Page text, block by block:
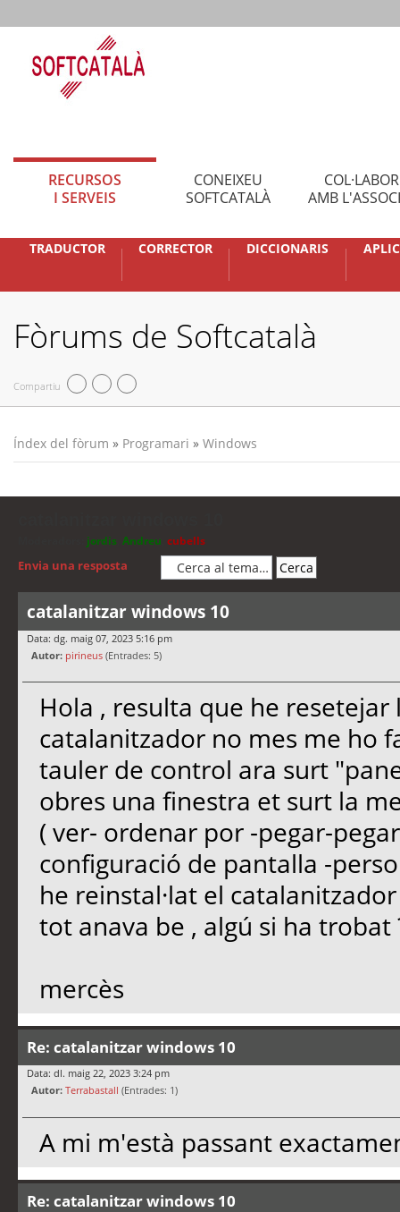
RECURSOS
I SERVEIS
CONEIXEU
SOFTCATALÀ
AMB
TRADUCTOR CORRECTOR DICCIONARIS
Fòrums de Softcatalà
Compartiu
Índex del fòrum » Programari » Windows
jordis Andreu cubells
Envia una resposta
catalanitzar windows 10
Data: dg. maig 07, 2023 5:16 pm
Autor: pirineus (Entrades: 5)
Hola , resulta que he
catalanitzador no mes me ho
tauler de control ara surt
obres una finestra et surt la
( ver- ordenar por -pegar-
configuració de pantalla -
he reinstal·lat el
tot anava be , algú si ha
mercès
Re: catalanitzar windows 10
Data: dl. maig 22, 2023 3:24 pm
Autor: Terrabastall (Entrades: 1)
A mi m'està passant
Re: catalanitzar windows 10